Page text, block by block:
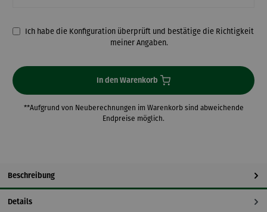
Ich habe die Konfiguration überprüft und bestätige die Richtigkeit
meiner Angaben.
In den Warenkorb
**Aufgrund von Neuberechnungen im Warenkorb sind abweichende
Endpreise möglich.
Beschreibung
Details